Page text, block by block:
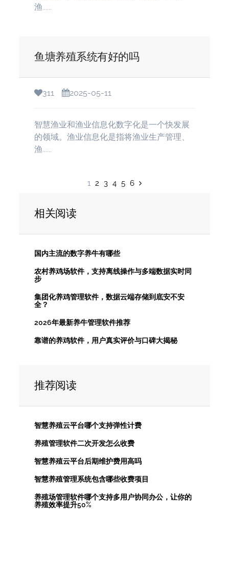
渔......
鱼塘养殖系统有好的吗
311 2025-05-11
智慧渔业和渔业信息化数字化是一个快发展
的领域。渔业信息化是指将渔业生产管理、
渔......
1 2 3 4 5 6
相关阅读
国内主流的数字养牛有哪些
农村养鸡场软件，支持离线操作与多端数据实时同
步
集团化养鸡管理软件，数据云端存储到底安不安
全？
2026年最新养牛管理软件推荐
靠谱的养鸡软件，用户真实评价与口碑大揭秘
推荐阅读
智慧养殖云平台哪个支持弹性计费
养殖管理软件二次开发怎么收费
智慧养殖云平台后期维护费用高吗
智慧养殖管理系统包含哪些收费项目
养殖场管理软件哪个支持多用户协同办公，让你的
养殖效率提升50%